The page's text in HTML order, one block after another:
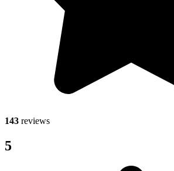
143 reviews
5